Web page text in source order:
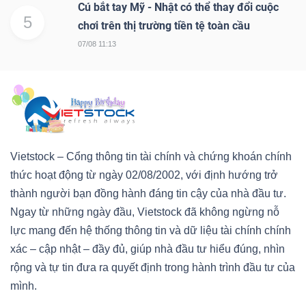
5
Cú bắt tay Mỹ - Nhật có thể thay đổi cuộc
chơi trên thị trường tiền tệ toàn cầu
07/08 11:13
Vietstock – Cổng thông tin tài chính và chứng khoán chính
thức hoạt động từ ngày 02/08/2002, với định hướng trở
thành người bạn đồng hành đáng tin cậy của nhà đầu tư.
Ngay từ những ngày đầu, Vietstock đã không ngừng nỗ
lực mang đến hệ thống thông tin và dữ liệu tài chính chính
xác – cập nhật – đầy đủ, giúp nhà đầu tư hiểu đúng, nhìn
rộng và tự tin đưa ra quyết định trong hành trình đầu tư của
mình.